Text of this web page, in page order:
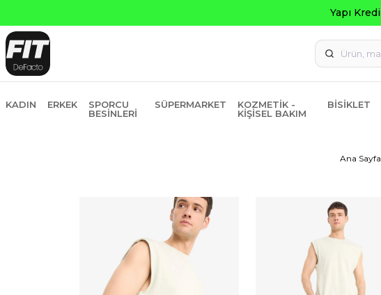
Yapı Kredi ve Garanti Bankasına Peşin Fiyatına 6 Taksit
KADIN ERKEK
SPORCU
BESINLERI
SÜPERMARKET
KOZMETIK -
KIŞISEL BAKIM
BISIKLET
Ana Sayfa